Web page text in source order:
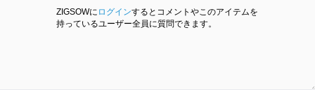
ZIGSOWに ログインするとコメントやこのアイテムを
持っているユーザー全員に質問できます。